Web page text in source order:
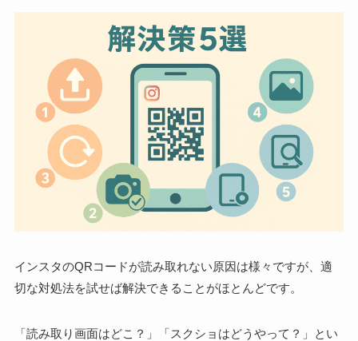
インスタのQRコードが読み取れない原因は様々ですが、適
切な対処法を試せば解決できることがほとんどです。
「読み取り画面はどこ？」「スクショはどうやって？」とい